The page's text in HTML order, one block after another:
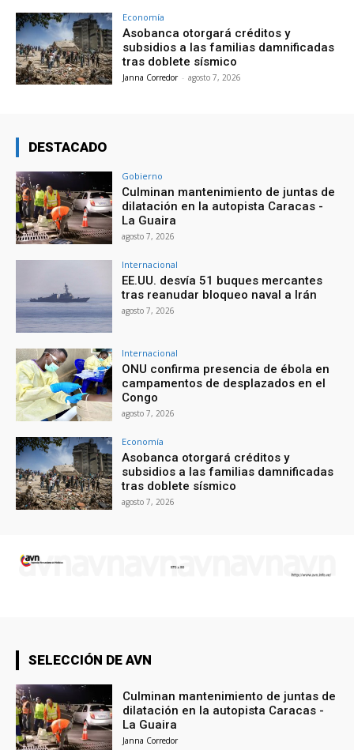
Economía
Asobanca otorgará créditos y
subsidios a las familias damnificadas
tras doblete sísmico
Janna Corredor - agosto 7, 2026
DESTACADO
Gobierno
Culminan mantenimiento de juntas de
dilatación en la autopista Caracas -
La Guaira
agosto 7, 2026
Internacional
EE.UU. desvía 51 buques mercantes
tras reanudar bloqueo naval a Irán
agosto 7, 2026
Internacional
ONU confirma presencia de ébola en
campamentos de desplazados en el
Congo
agosto 7, 2026
Economía
Asobanca otorgará créditos y
subsidios a las familias damnificadas
tras doblete sísmico
agosto 7, 2026
SELECCIÓN DE AVN
Culminan mantenimiento de juntas de
dilatación en la autopista Caracas -
La Guaira
Janna Corredor